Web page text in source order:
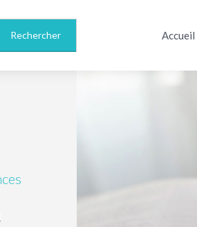
Accueil